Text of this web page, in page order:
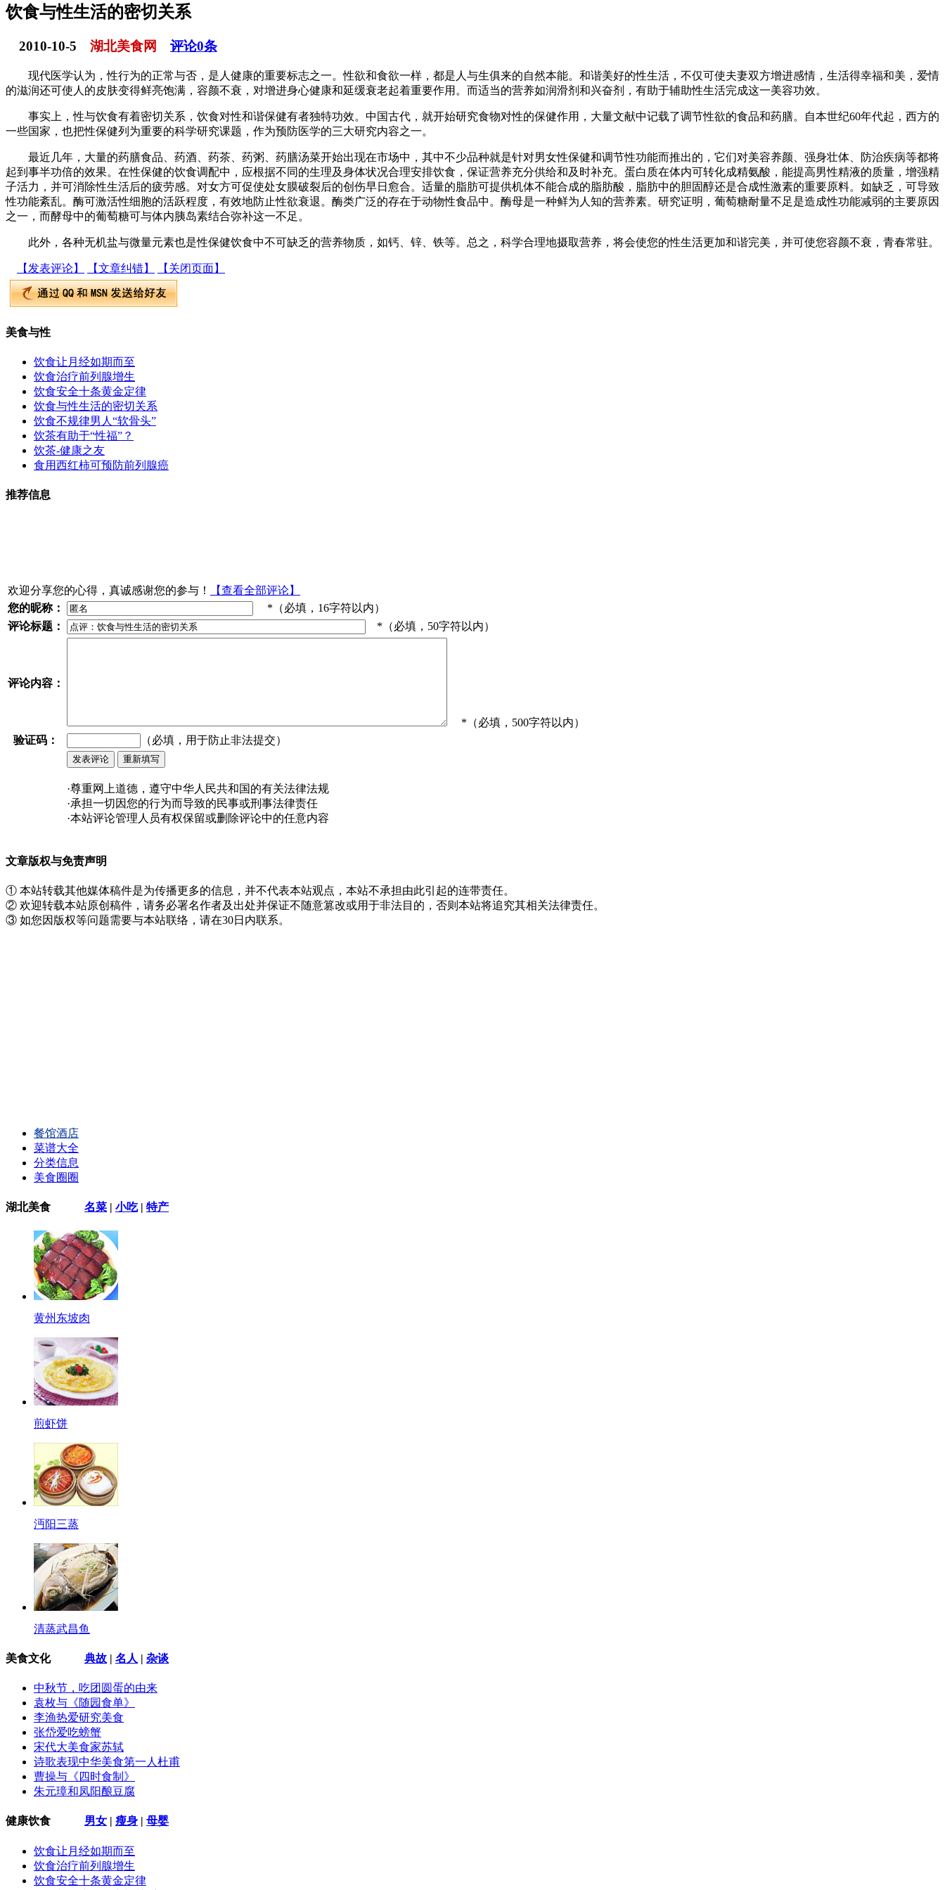
饮食与性生活的密切关系
2010-10-5 湖北美食网 评论0条
现代医学认为，性行为的正常与否，是人健康的重要标志之一。性欲和食欲一样，都是人与生俱来的自然本能。和谐美好的性生活，不仅可使夫妻双方增进感情，生活得幸福和美，爱情
的滋润还可使人的皮肤变得鲜亮饱满，容颜不衰，对增进身心健康和延缓衰老起着重要作用。而适当的营养如润滑剂和兴奋剂，有助于辅助性生活完成这一美容功效。
事实上，性与饮食有着密切关系，饮食对性和谐保健有者独特功效。中国古代，就开始研究食物对性的保健作用，大量文献中记载了调节性欲的食品和药膳。自本世纪60年代起，西方的
一些国家，也把性保健列为重要的科学研究课题，作为预防医学的三大研究内容之一。
最近几年，大量的药膳食品、药酒、药茶、药粥、药膳汤菜开始出现在市场中，其中不少品种就是针对男女性保健和调节性功能而推出的，它们对美容养颜、强身壮体、防治疾病等都将
起到事半功倍的效果。在性保健的饮食调配中，应根据不同的生理及身体状况合理安排饮食，保证营养充分供给和及时补充。蛋白质在体内可转化成精氨酸，能提高男性精液的质量，增强精
子活力，并可消除性生活后的疲劳感。对女方可促使处女膜破裂后的创伤早日愈合。适量的脂肪可提供机体不能合成的脂肪酸，脂肪中的胆固醇还是合成性激素的重要原料。如缺乏，可导致
性功能紊乱。酶可激活性细胞的活跃程度，有效地防止性欲衰退。酶类广泛的存在于动物性食品中。酶母是一种鲜为人知的营养素。研究证明，葡萄糖耐量不足是造成性功能减弱的主要原因
之一，而酵母中的葡萄糖可与体内胰岛素结合弥补这一不足。
此外，各种无机盐与微量元素也是性保健饮食中不可缺乏的营养物质，如钙、锌、铁等。总之，科学合理地摄取营养，将会使您的性生活更加和谐完美，并可使您容颜不衰，青春常驻。
【发表评论】 【文章纠错】 【关闭页面】
美食与性
饮食让月经如期而至
饮食治疗前列腺增生
饮食安全十条黄金定律
饮食与性生活的密切关系
饮食不规律男人“软骨头”
饮茶有助于“性福”？
饮茶-健康之友
食用西红柿可预防前列腺癌
推荐信息
欢迎分享您的心得，真诚感谢您的参与！
【查看全部评论】
您的昵称：
*（必填，16字符以内）
评论标题：
*（必填，50字符以内）
评论内容：
*（必填，500字符以内）
验证码：
（必填，用于防止非法提交）
·尊重网上道德，遵守中华人民共和国的有关法律法规
·承担一切因您的行为而导致的民事或刑事法律责任
·本站评论管理人员有权保留或删除评论中的任意内容
文章版权与免责声明
① 本站转载其他媒体稿件是为传播更多的信息，并不代表本站观点，本站不承担由此引起的连带责任。
② 欢迎转载本站原创稿件，请务必署名作者及出处并保证不随意篡改或用于非法目的，否则本站将追究其相关法律责任。
③ 如您因版权等问题需要与本站联络，请在30日内联系。
餐馆酒店
菜谱大全
分类信息
美食圈圈
湖北美食 名菜 | 小吃| 特产
黄州东坡肉
煎虾饼
沔阳三蒸
清蒸武昌鱼
美食文化 典故 | 名人 | 杂谈
中秋节，吃团圆蛋的由来
袁枚与《随园食单》
李渔热爱研究美食
张岱爱吃螃蟹
宋代大美食家苏轼
诗歌表现中华美食第一人杜甫
曹操与《四时食制》
朱元璋和凤阳酿豆腐
健康饮食 男女 瘦身 母婴
饮食让月经如期而至
饮食治疗前列腺增生
饮食安全十条黄金定律